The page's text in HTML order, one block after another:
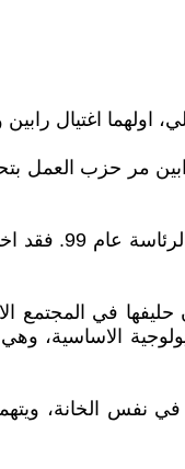
اغتيال رابين
مقتل رابين مر حزب
الحدث الثاني كان الانتفاضة، التي
في المجتمع
ميرتس عن الراية
في نفس الخانة،